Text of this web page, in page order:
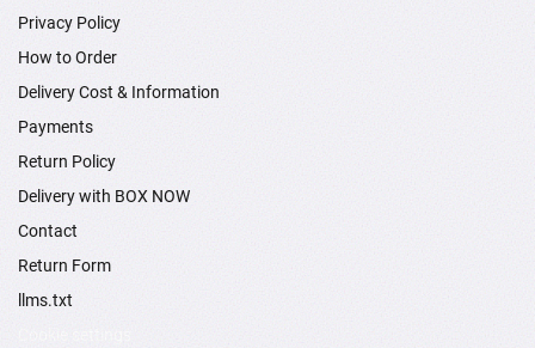
Privacy Policy
How to Order
Delivery Cost & Information
Payments
Return Policy
Delivery with BOX NOW
Contact
Return Form
llms.txt